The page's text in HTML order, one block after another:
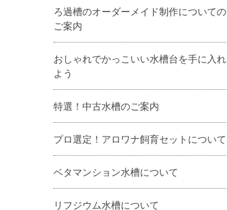
ろ過槽のオーダーメイド制作についての
ご案内
おしゃれでかっこいい水槽台を手に入れ
よう
特選！中古水槽のご案内
プロ選定！アロワナ飼育セットについて
ベタマンション水槽について
リフジウム水槽について